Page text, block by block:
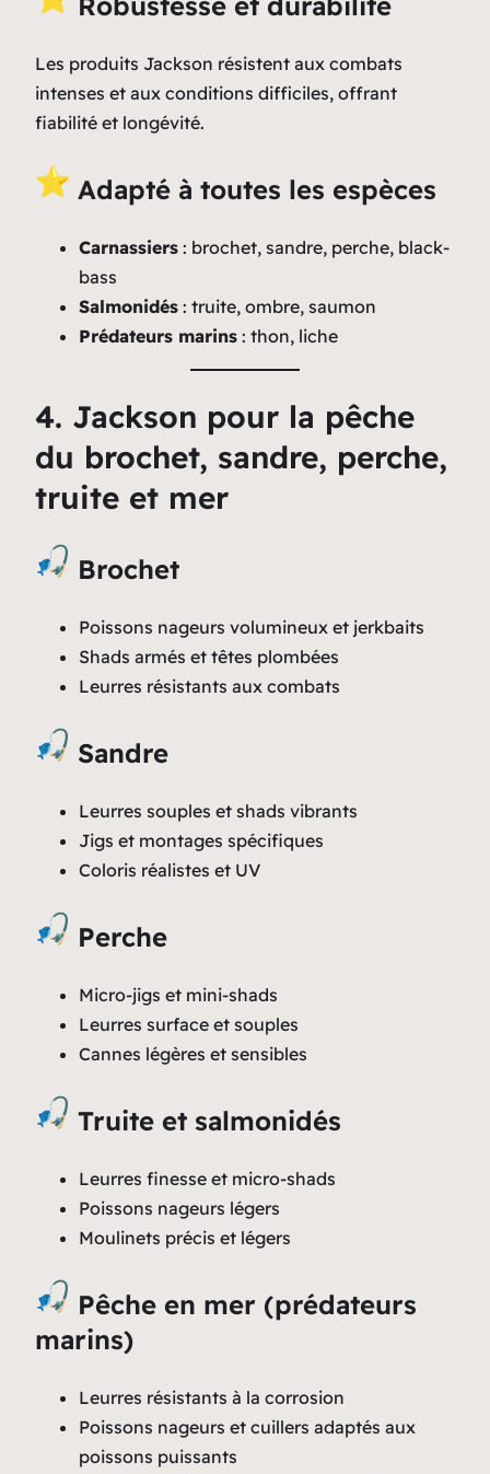
Les produits Jackson résistent aux combats
intenses et aux conditions difficiles, offrant
fiabilité et longévité.
Adapté à toutes les espèces
Carnassiers : brochet, sandre, perche, black-
bass
Salmonidés : truite, ombre, saumon
Prédateurs marins : thon, liche
4. Jackson pour la pêche
du brochet, sandre, perche,
truite et mer
Brochet
Poissons nageurs volumineux et jerkbaits
Shads armés et têtes plombées
Leurres résistants aux combats
Sandre
Leurres souples et shads vibrants
Jigs et montages spécifiques
Coloris réalistes et UV
Perche
Micro-jigs et mini-shads
Leurres surface et souples
Cannes légères et sensibles
Truite et salmonidés
Leurres finesse et micro-shads
Poissons nageurs légers
Moulinets précis et légers
Pêche en mer (prédateurs
marins)
Leurres résistants à la corrosion
Poissons nageurs et cuillers adaptés aux
poissons puissants